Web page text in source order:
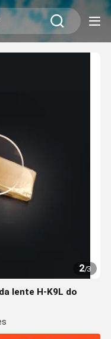
2/3
lente H-K9L do